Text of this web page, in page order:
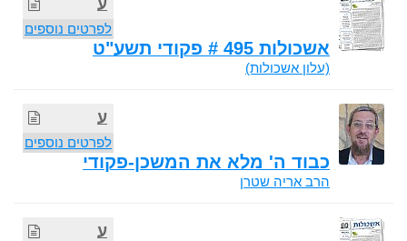
ע
לפרטים נוספים
אשכולות 495 # פקודי תשע"ט
(עלון אשכולות)
ע
לפרטים נוספים
כבוד ה' מלא את המשכן-פקודי
הרב אריה שטרן
ע